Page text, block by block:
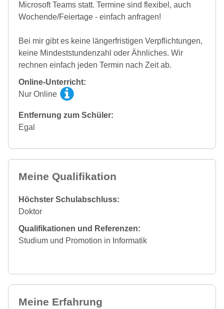
Microsoft Teams statt. Termine sind flexibel, auch
Wochende/Feiertage - einfach anfragen!
Bei mir gibt es keine längerfristigen Verpflichtungen,
keine Mindeststundenzahl oder Ähnliches. Wir
rechnen einfach jeden Termin nach Zeit ab.
Online-Unterricht:
Nur Online
Entfernung zum Schüler:
Egal
Meine Qualifikation
Höchster Schulabschluss:
Doktor
Qualifikationen und Referenzen:
Studium und Promotion in Informatik
Meine Erfahrung